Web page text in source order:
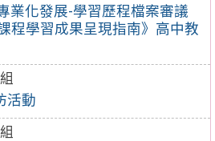
業化發展-學習歷程檔案審議
程學習成果呈現指南》高中教
活動